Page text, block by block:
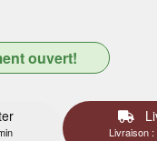
ouvert!
Livraison :